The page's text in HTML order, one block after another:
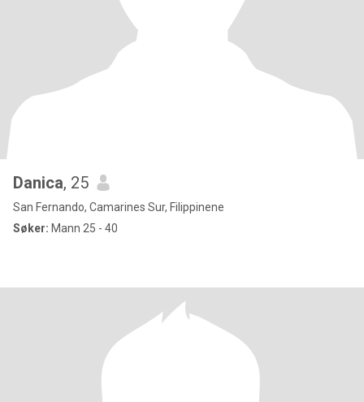
Danica, 25
San Fernando, Camarines Sur, Filippinene
Søker: Mann 25 - 40